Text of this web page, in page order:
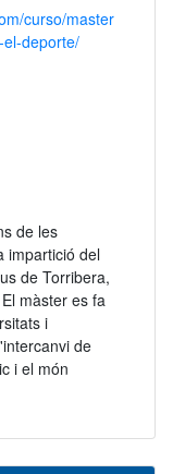
curso/master
deporte/
de les
impartició del
de Torribera,
màster es fa
i
de
i el món